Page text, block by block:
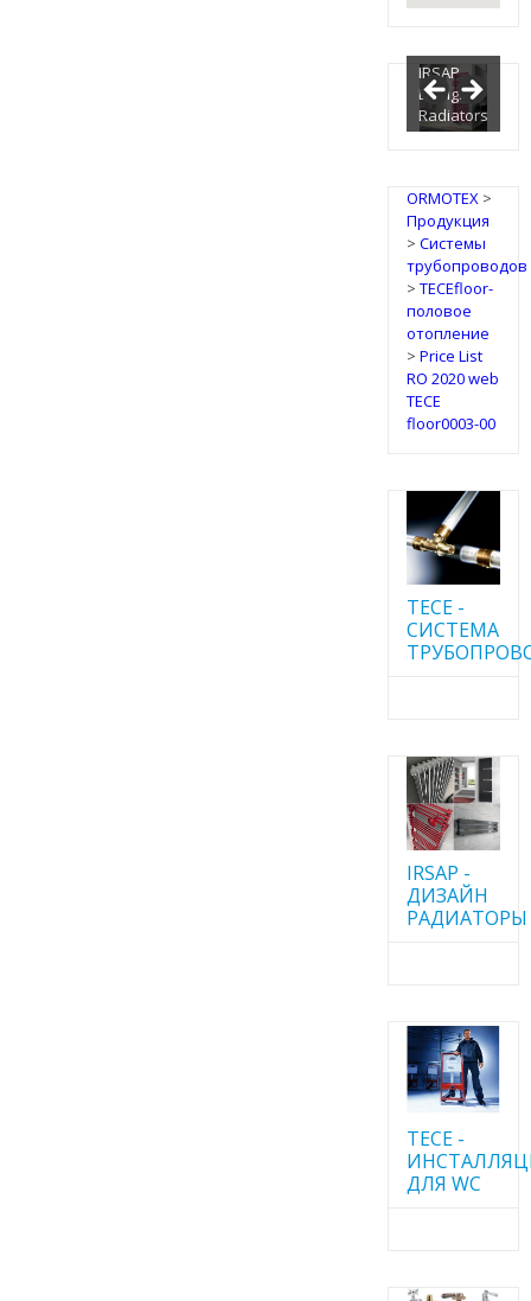
IRSAP
Design
Radiators
ORMOTEX>
Продукция
> Системы
трубопроводов
> TECEfloor-
половое
отопление
> Price List
RO 2020 web
TECE
floor0003-00
TECE -
CИСТЕМА
IRSAP -
ДИЗАЙН
РАДИАТОРЫ
TECE -
ДЛЯ WC